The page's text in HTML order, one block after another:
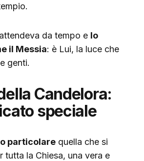
da tempo e lo
il Messia: è Lui, la luce che
genti.
Candelora:
speciale
particolare quella che si
tutta la Chiesa, una vera e